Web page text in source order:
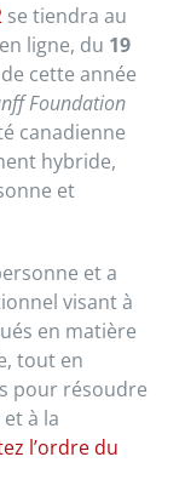
se tiendra au
ligne, du 19
cette année
Foundation
canadienne
hybride,
et
et a
visant à
en matière
tout en
pour résoudre
à la
l’ordre du